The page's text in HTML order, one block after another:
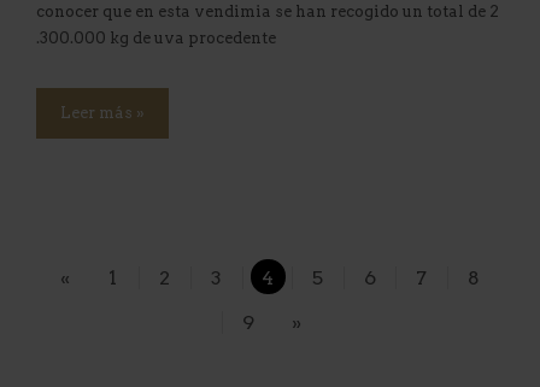
conocer que en esta vendimia se han recogido un total de 2
.300.000 kg de uva procedente
Leer más »
« 1 2 3 4 5 6 7
8
9
»